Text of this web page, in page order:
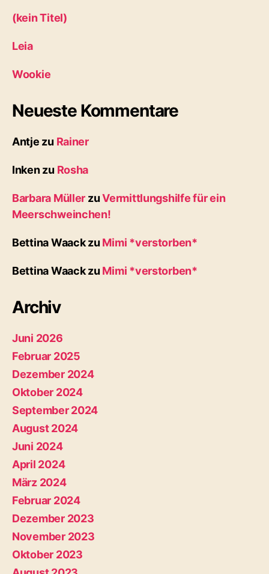
(kein Titel)
Leia
Wookie
Neueste Kommentare
Antje zu Rainer
Inkenzu Rosha
Barbara Müller zuVermittlungshilfe für ein
Meerschweinchen!
Bettina Waackzu Mimi *verstorben*
Bettina Waackzu Mimi *verstorben*
Archiv
Juni 2026
Februar 2025
Dezember 2024
Oktober 2024
September 2024
August 2024
Juni 2024
April 2024
März 2024
Februar 2024
Dezember 2023
November 2023
Oktober 2023